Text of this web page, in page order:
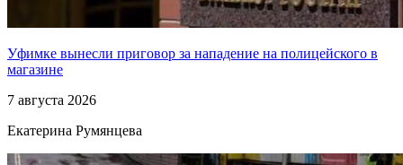
Уфимке вынесли приговор за нападение на полицейского в
магазине
7 августа 2026
Екатерина Румянцева